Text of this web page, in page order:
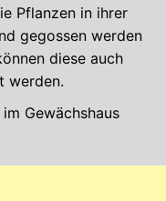
Pflanzen in ihrer
gegossen werden
diese auch
werden.
Gewächshaus